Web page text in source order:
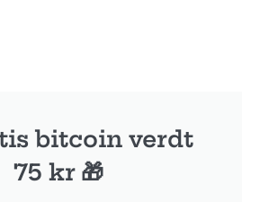
bitcoin verdt
75 kr 🎁